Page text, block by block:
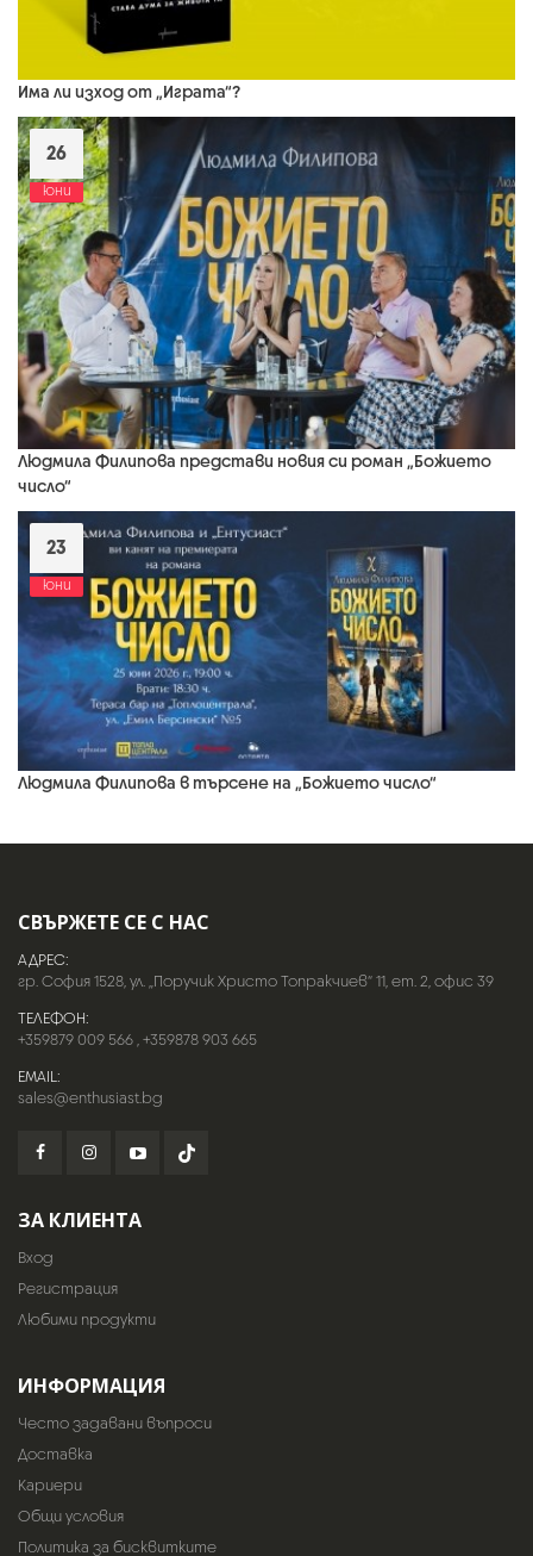
Има ли изход от „Играта“?
26
юни
Людмила Филипова представи новия си роман „Божието
число“
23
юни
Людмила Филипова в търсене на „Божието число“
СВЪРЖЕТЕ СЕ С НАС
АДРЕС:
гр. София 1528, ул. „Поручик Христо Топракчиев“ 11, ет. 2, офис 39
ТЕЛЕФОН:
+359879 009 566,+359878 903 665
EMAIL:
sales@enthusiast.bg
ЗА КЛИЕНТА
Вход
Регистрация
Любими продукти
ИНФОРМАЦИЯ
Често задавани въпроси
Доставка
Кариери
Общи условия
Политика за бисквитките